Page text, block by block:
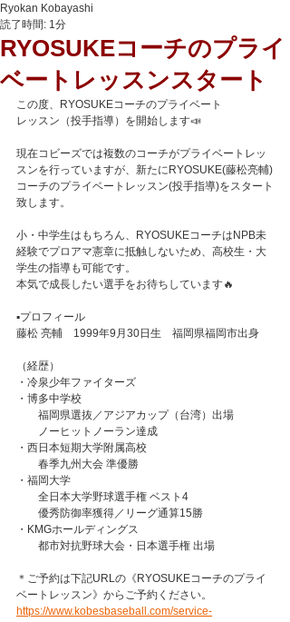
RYOSUKEコーチのプライ
ベートレッスンスタート
Ryokan Kobayashi
読了時間: 1分
この度、RYOSUKEコーチのプライベート
レッスン（投手指導）を開始します📣
現在コビーズでは複数のコーチがプライベートレッ
スンを行っていますが、新たにRYOSUKE(藤松亮輔)
コーチのプライベートレッスン(投手指導)をスタート
致します。
小・中学生はもちろん、RYOSUKEコーチはNPB未
経験でプロアマ憲章に抵触しないため、高校生・大
学生の指導も可能です。
本気で成長したい選手をお待ちしています🔥
▪️プロフィール
藤松 亮輔　1999年9月30日生　福岡県福岡市出身
（経歴）
・冷泉少年ファイターズ
・博多中学校
福岡県選抜／アジアカップ（台湾）出場
ノーヒットノーラン達成
・西日本短期大学附属高校
春季九州大会 準優勝
・福岡大学
全日本大学野球選手権 ベスト4
優秀防御率獲得／リーグ通算15勝
・KMGホールディングス
都市対抗野球大会・日本選手権 出場
＊ご予約は下記URLの《RYOSUKEコーチのプライ
ベートレッスン》からご予約ください。
https://www.kobesbaseball.com/service-